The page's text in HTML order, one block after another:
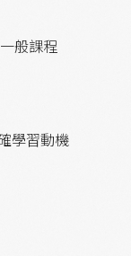
般課程
學習動機